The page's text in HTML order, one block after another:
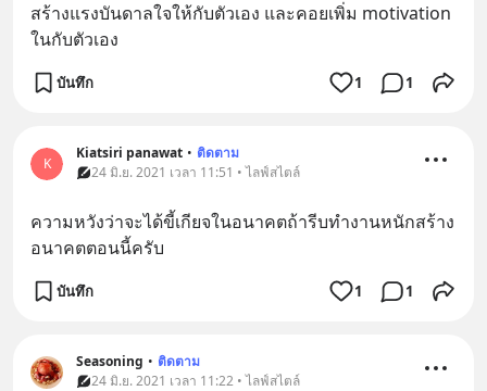
สร้างแรงบันดาลใจให้กับตัวเอง และคอยเพิ่ม motivation
ในกับตัวเอง
บันทึก 1 1
K
Kiatsiri panawat • ติดตาม
24 มิ.ย. 2021 เวลา 11:51 • ไลฟ์สไตล์
ความหวังว่าจะได้ขี้เกียจในอนาคตถ้ารีบทำงานหนักสร้าง
อนาคตตอนนี้ครับ
บันทึก 1 1
Seasoning • ติดตาม
24 มิ.ย. 2021 เวลา 11:22 • ไลฟ์สไตล์